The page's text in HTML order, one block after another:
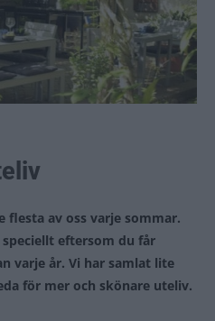
flesta av oss varje sommar.
speciellt eftersom du får
varje år. Vi har samlat lite
för mer och skönare uteliv.